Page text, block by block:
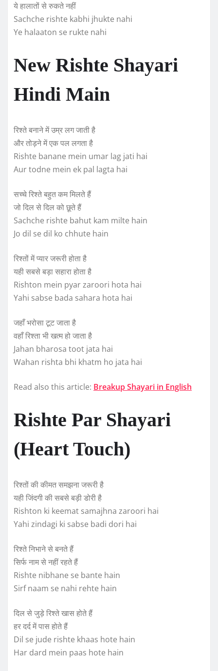
ये हालातों से रुकते नहीं
Sachche rishte kabhi jhukte nahi
Ye halaaton se rukte nahi
New Rishte Shayari
Hindi Main
रिश्ते बनाने में उम्र लग जाती है
और तोड़ने में एक पल लगता है
Rishte banane mein umar lag jati hai
Aur todne mein ek pal lagta hai
सच्चे रिश्ते बहुत कम मिलते हैं
जो दिल से दिल को छूते हैं
Sachche rishte bahut kam milte hain
Jo dil se dil ko chhute hain
रिश्तों में प्यार जरूरी होता है
यही सबसे बड़ा सहारा होता है
Rishton mein pyar zaroori hota hai
Yahi sabse bada sahara hota hai
जहाँ भरोसा टूट जाता है
वहाँ रिश्ता भी खत्म हो जाता है
Jahan bharosa toot jata hai
Wahan rishta bhi khatm ho jata hai
Read also this article: Breakup Shayari in English
Rishte Par Shayari
(Heart Touch)
रिश्तों की कीमत समझना जरूरी है
यही जिंदगी की सबसे बड़ी डोरी है
Rishton ki keemat samajhna zaroori hai
Yahi zindagi ki sabse badi dori hai
रिश्ते निभाने से बनते हैं
सिर्फ नाम से नहीं रहते हैं
Rishte nibhane se bante hain
Sirf naam se nahi rehte hain
दिल से जुड़े रिश्ते खास होते हैं
हर दर्द में पास होते हैं
Dil se jude rishte khaas hote hain
Har dard mein paas hote hain